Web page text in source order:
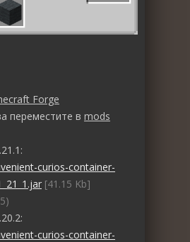
Forge
переместите в mods
curios-container-
[41.15 Kb]
curios-container-